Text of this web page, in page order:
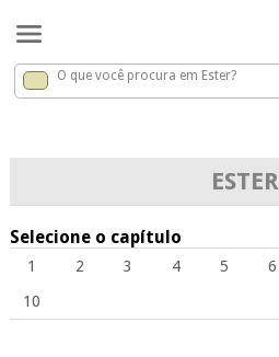
Ester x
O que você procura em Ester?
ESTER
Selecione o capítulo
1 2 3 4 5 6
10